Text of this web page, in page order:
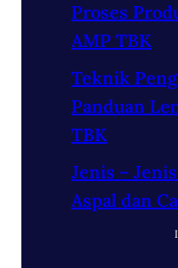
Proses
AMP TBK
Teknik
Panduan
TBK
Jenis –
Aspal dan